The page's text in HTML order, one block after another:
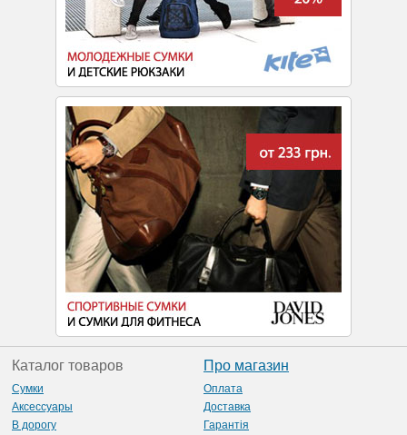
Каталог товаров
Сумки
Аксессуары
В дорогу
Про магазин
Оплата
Доставка
Гарантія